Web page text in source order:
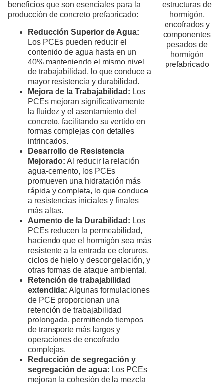
beneficios que son esenciales para la
producción de concreto prefabricado:
Reducción Superior de Agua:
Los PCEs pueden reducir el
contenido de agua hasta en un
40% manteniendo el mismo nivel
de trabajabilidad, lo que conduce a
mayor resistencia y durabilidad.
Mejora de la Trabajabilidad: Los
PCEs mejoran significativamente
la fluidez y el asentamiento del
concreto, facilitando su vertido en
formas complejas con detalles
intrincados.
Desarrollo de Resistencia
Mejorado: Al reducir la relación
agua-cemento, los PCEs
promueven una hidratación más
rápida y completa, lo que conduce
a resistencias iniciales y finales
más altas.
Aumento de la Durabilidad: Los
PCEs reducen la permeabilidad,
haciendo que el hormigón sea más
resistente a la entrada de cloruros,
ciclos de hielo y descongelación, y
otras formas de ataque ambiental.
Retención de trabajabilidad
extendida: Algunas formulaciones
de PCE proporcionan una
retención de trabajabilidad
prolongada, permitiendo tiempos
de transporte más largos y
operaciones de encofrado
complejas.
Reducción de segregación y
segregación de agua: Los PCEs
mejoran la cohesión de la mezcla